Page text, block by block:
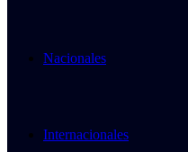
Nacionales
Internacionales